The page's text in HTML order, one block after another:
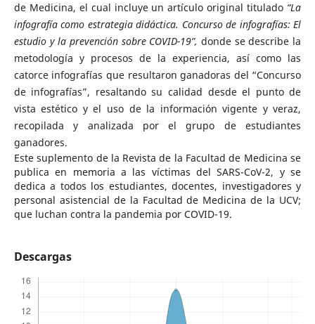
de Medicina, el cual incluye un artículo original titulado “La
infografía como estrategia didáctica. Concurso de infografías: El
estudio y la prevención sobre COVID-19”,donde se describe la
metodología y procesos de la experiencia, así como las
catorce infografías que resultaron ganadoras del “Concurso
de infografías”, resaltando su calidad desde el punto de
vista estético y el uso de la información vigente y veraz,
recopilada y analizada por el grupo de estudiantes
ganadores.
Este suplemento de la Revista de la Facultad de Medicina se
publica en memoria a las víctimas del SARS-CoV-2, y se
dedica a todos los estudiantes, docentes, investigadores y
personal asistencial de la Facultad de Medicina de la UCV;
que luchan contra la pandemia por COVID-19.
Descargas